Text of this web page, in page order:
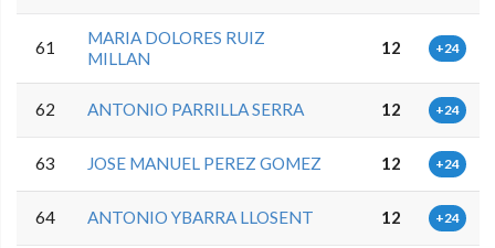
61
MARIA DOLORES RUIZ
MILLAN
12 +24
62 ANTONIO PARRILLA SERRA 12 +24
63 JOSE MANUEL PEREZ GOMEZ 12 +24
64 ANTONIO YBARRA LLOSENT 12 +24